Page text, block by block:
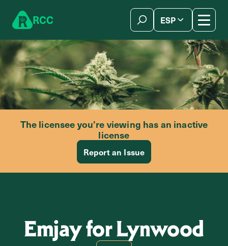
RCC ESP
The licensee you’re viewing has an inactive
license
Report an Issue
Emjay for Lynwood